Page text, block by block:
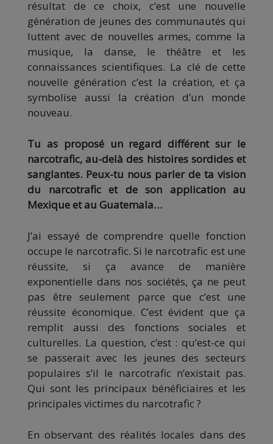
résultat de ce choix, c’est une nouvelle
génération de jeunes des communautés qui
luttent avec de nouvelles armes, comme la
musique, la danse, le théâtre et les
connaissances scientifiques. La clé de cette
nouvelle génération c’est la création, et ça
symbolise aussi la création d’un monde
nouveau.
Tu as proposé un regard différent sur le
narcotrafic, au-delà des histoires sordides et
sanglantes. Peux-tu nous parler de ta vision
du narcotrafic et de son application au
Mexique et au Guatemala…
J’ai essayé de comprendre quelle fonction
occupe le narcotrafic. Si le narcotrafic est une
réussite, si ça avance de manière
exponentielle dans nos sociétés, ça ne peut
pas être seulement parce que c’est une
réussite économique. C’est évident que ça
remplit aussi des fonctions sociales et
culturelles. La question, c’est : qu’est-ce qui
se passerait avec les jeunes des secteurs
populaires s’il le narcotrafic n’existait pas.
Qui sont les principaux bénéficiaires et les
principales victimes du narcotrafic ?
En observant des réalités locales dans des